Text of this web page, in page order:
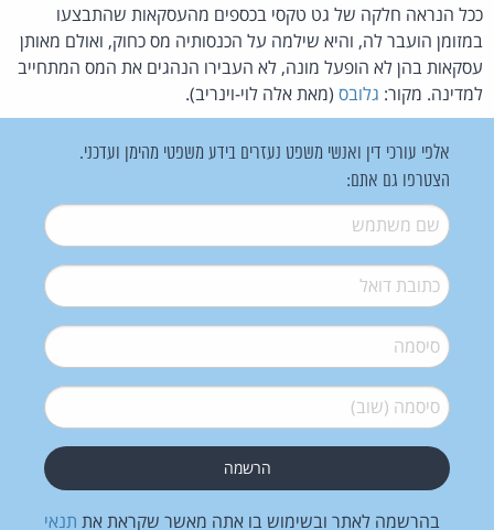
ככל הנראה חלקה של גט טקסי בכספים מהעסקאות שהתבצעו
במזומן הועבר לה, והיא שילמה על הכנסותיה מס כחוק, ואולם מאותן
עסקאות בהן לא הופעל מונה, לא העבירו הנהגים את המס המתחייב
למדינה. מקור: גלובס (מאת אלה לוי-וינריב).
אלפי עורכי דין ואנשי משפט נעזרים בידע משפטי מהימן ועדכני.
הצטרפו גם אתם:
שם משתמש*
דואל*
סיסמה*
סיסמה (שוב)*
בהרשמה לאתר ובשימוש בו אתה מאשר שקראת את תנאי